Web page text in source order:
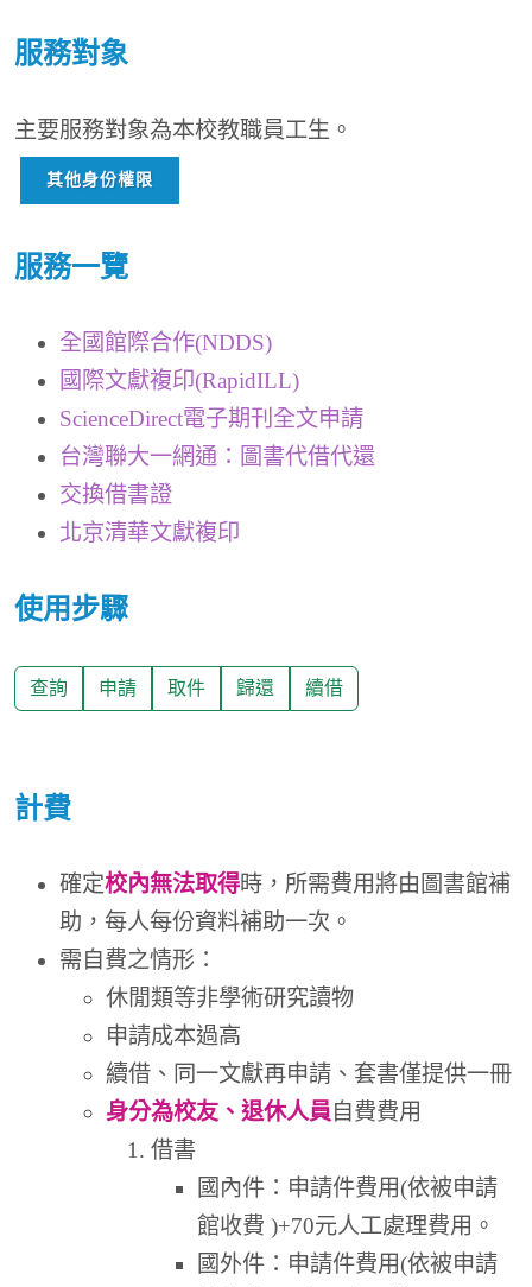
服務對象
主要服務對象為本校教職員工生。
其他身份權限
服務一覽
全國館際合作(NDDS)
國際文獻複印(RapidILL)
ScienceDirect電子期刊全文申請
台灣聯大一網通：圖書代借代還
交換借書證
北京清華文獻複印
使用步驟
查詢 申請 取件 歸還 續借
計費
確定校內無法取得時，所需費用將由圖書館補
助，每人每份資料補助一次。
需自費之情形：
休閒類等非學術研究讀物
申請成本過高
續借、同一文獻再申請、套書僅提供一冊
身分為校友、退休人員 自費費用
借書
國內件：申請件費用(依被申請
館收費 )+70元人工處理費用。
國外件：申請件費用(依被申請